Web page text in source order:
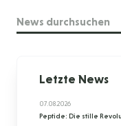
Suche
Letzte News
07.08.2026
Peptide: Die stille